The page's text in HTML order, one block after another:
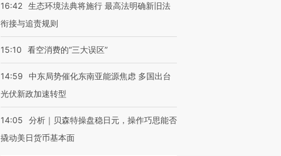
16:42 生态环境法典将施行 最高法明确新旧法
衔接与追责规则
15:10 看空消费的“三大误区”
14:59
中东局势催化东南亚能源焦虑 多国出台
光伏新政加速转型
14:05
分析｜贝森特操盘稳日元，操作巧思能否
撬动美日货币基本面